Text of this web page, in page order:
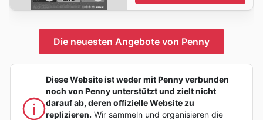
Die neuesten Angebote von Penny
Diese Website ist weder mit Penny verbunden
noch von Penny unterstützt und zielt nicht
darauf ab, deren offizielle Website zu
replizieren. Wir sammeln und organisieren die